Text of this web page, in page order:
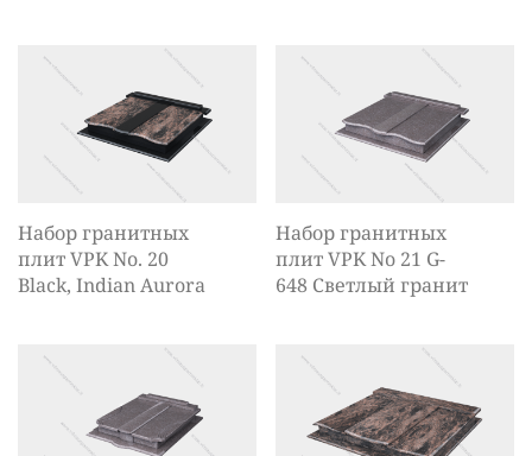
Набор гранитных
плит VPK No. 20
Black, Indian Aurora
Набор гранитных
плит VPK No 21 G-
648 Светлый гранит